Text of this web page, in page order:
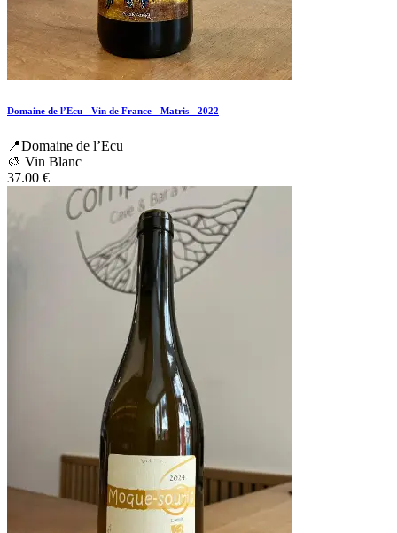
Domaine de l’Ecu - Vin de France - Matris - 2022
📍Domaine de l’Ecu
🎨 Vin Blanc
37.00 €